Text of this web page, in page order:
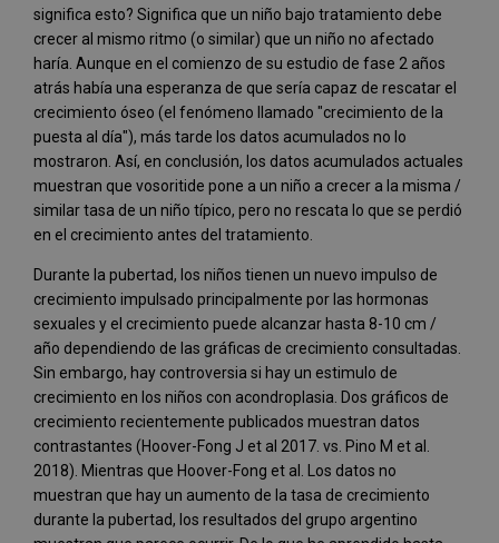
significa esto? Significa que un niño bajo tratamiento debe
crecer al mismo ritmo (o similar) que un niño no afectado
haría. Aunque en el comienzo de su estudio de fase 2 años
atrás había una esperanza de que sería capaz de rescatar el
crecimiento óseo (el fenómeno llamado "crecimiento de la
puesta al día"), más tarde los datos acumulados no lo
mostraron. Así, en conclusión, los datos acumulados actuales
muestran que vosoritide pone a un niño a crecer a la misma /
similar tasa de un niño típico, pero no rescata lo que se perdió
en el crecimiento antes del tratamiento.
Durante la pubertad, los niños tienen un nuevo impulso de
crecimiento impulsado principalmente por las hormonas
sexuales y el crecimiento puede alcanzar hasta 8-10 cm /
año dependiendo de las gráficas de crecimiento consultadas.
Sin embargo, hay controversia si hay un estimulo de
crecimiento en los niños con acondroplasia. Dos gráficos de
crecimiento recientemente publicados muestran datos
contrastantes (Hoover-Fong J et al 2017. vs. Pino M et al.
2018). Mientras que Hoover-Fong et al. Los datos no
muestran que hay un aumento de la tasa de crecimiento
durante la pubertad, los resultados del grupo argentino